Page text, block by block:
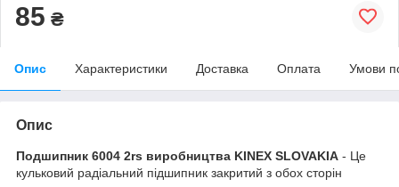
85 ₴
Опис Характеристики Доставка Оплата Умови
Опис
Подшипник 6004 2rs виробництва KINEX SLOVAKIA - Це
кульковий радіальний підшипник закритий з обох сторін